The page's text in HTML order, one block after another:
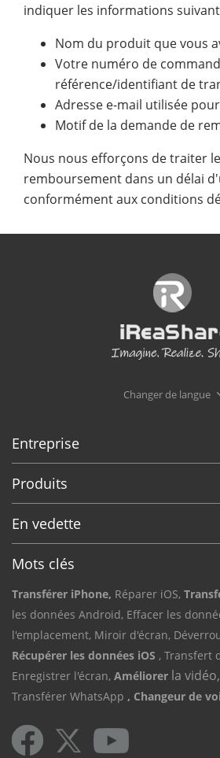
indiquer les informations
Nom du produit que vous
Votre numéro de
référence/identifiant de
Adresse e-mail utilisée
Motif de la demande de
Nous nous efforçons de traiter
remboursement dans un délai
conformément aux conditions
Changer de langue
Entreprise
Produits
En vedette
Mots clés
Transférer iPhone, Réparer iOS,
les données Android, Effacer les
l'emplacement, Miroir d'écran,
Récupérer les données iOS , Transfert
Enregistrer l'écran, Améliorer la vidéo,
Transférer WhatsApp , Changeur de